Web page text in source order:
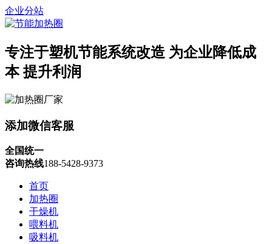
企业分站
专注于塑机节能系统改造 为企业降低成
本 提升利润
添加微信客服
全国统一
咨询热线188-5428-9373
首页
加热圈
干燥机
喂料机
吸料机